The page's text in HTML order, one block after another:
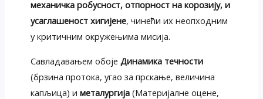
механичка робусност, отпорност на корозију, и
усаглашеност хигијене, чинећи их неопходним
у критичним окружењима мисија.
Савладавањем обоје Динамика течности
(брзина протока, угао за прскање, величина
капљица) и металургија(Материјалне оцене,